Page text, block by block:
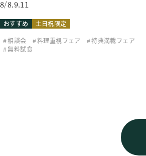
8/8.9.11
おすすめ
土日祝限定
相談会
料理重視フェア
特典満載フェア
無料試食